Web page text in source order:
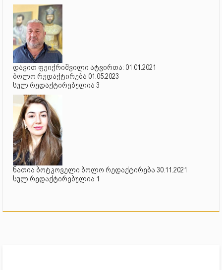
დავით ფეიქრიშვილი ატვირთა: 01.01.2021
ბოლო რედაქტირება 01.05.2023
სულ რედაქტირებულია 3
ნათია ბოტკოველი ბოლო რედაქტირება 30.11.2021
სულ რედაქტირებულია 1